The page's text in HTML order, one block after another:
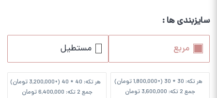
سایزبندی ها
مربع مستطیل
هر تکه: 30 * 30 (+ 1,800,000تومان)
جمع 2 تکه:
3,600,000 تومان
هر تکه: 40 * 40 (+ 3,200,000 تومان)
جمع 2 تکه:
6,400,000تومان